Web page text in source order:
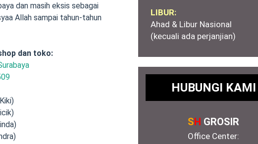
dan masih eksis sebagai
Allah sampai tahun-tahun
dan toko:
LIBUR:
Ahad & Libur Nasional
(kecuali ada perjanjian)
HUBUNGI KAMI
SH GROSIR
Office Center: